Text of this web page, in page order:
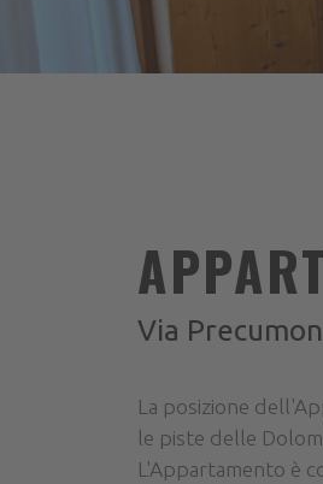
Via
La posizione
le piste delle
L'Appartamento è